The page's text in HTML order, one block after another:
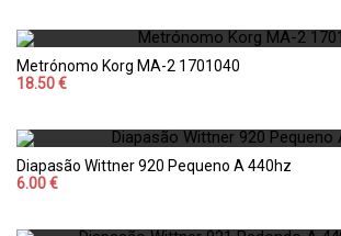
Metrónomo Korg MA-2 1701040
18.50 €
Diapasão Wittner 920 Pequeno A 440hz
6.00 €